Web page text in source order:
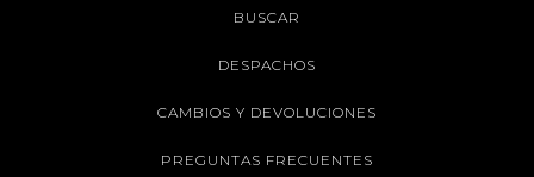
BUSCAR
DESPACHOS
CAMBIOS Y DEVOLUCIONES
PREGUNTAS FRECUENTES